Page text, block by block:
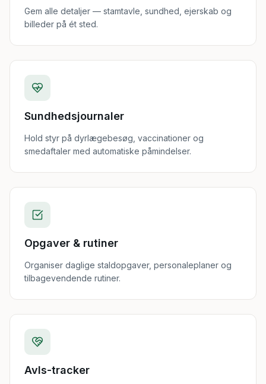
Gem alle detaljer — stamtavle, sundhed, ejerskab og
billeder på ét sted.
Sundhedsjournaler
Hold styr på dyrlægebesøg, vaccinationer og
smedaftaler med automatiske påmindelser.
Opgaver & rutiner
Organiser daglige staldopgaver, personaleplaner og
tilbagevendende rutiner.
Avls-tracker